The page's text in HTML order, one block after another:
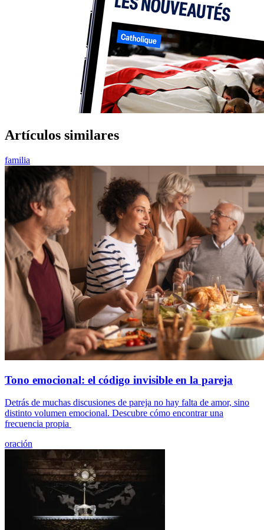
Artículos similares
familia
Tono emocional: el código invisible en la pareja
Detrás de muchas discusiones de pareja no hay falta de amor, sino
distinto volumen emocional. Descubre cómo encontrar una
frecuencia propia
oración